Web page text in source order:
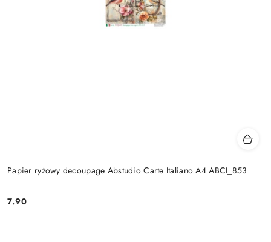
Papier ryżowy decoupage Abstudio Carte Italiano A4 ABCI_853
Cena:
7.90